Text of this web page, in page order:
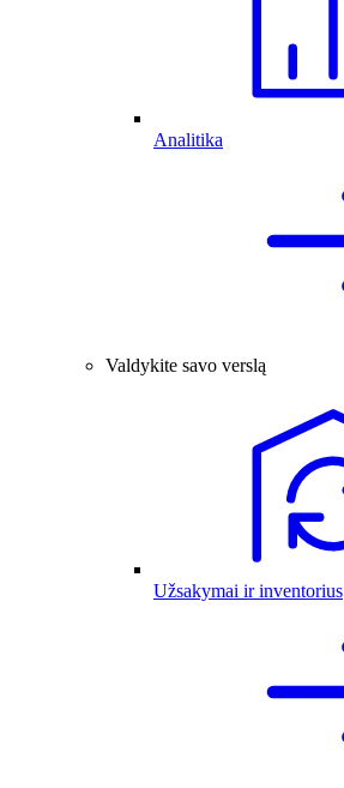
Analitika
Valdykite savo verslą
Užsakymai ir inventorius